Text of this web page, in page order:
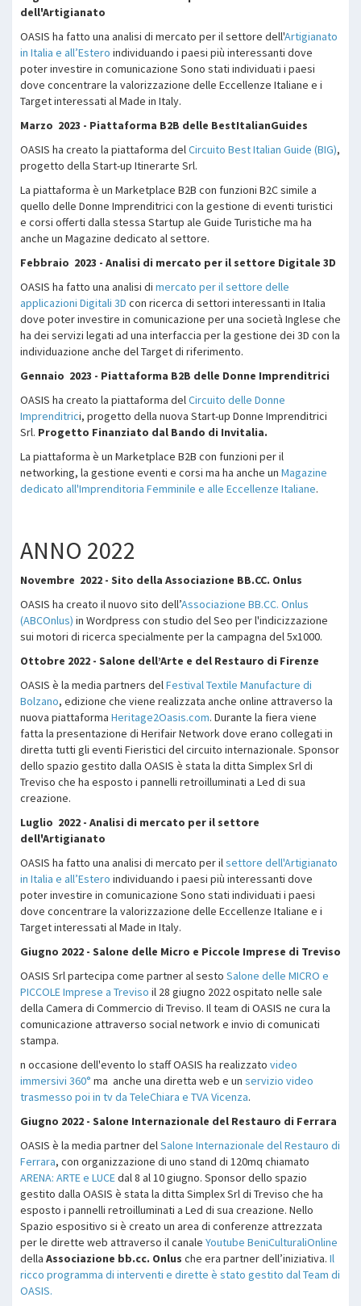
dell'Artigianato
OASIS ha fatto una analisi di mercato per il settore dell'Artigianato
in Italia e all’Estero individuando i paesi più interessanti dove
poter investire in comunicazione Sono stati individuati i paesi
dove concentrare la valorizzazione delle Eccellenze Italiane e i
Target interessati al Made in Italy.
Marzo 2023 - Piattaforma B2B delle BestItalianGuides
OASIS ha creato la piattaforma del Circuito Best Italian Guide (BIG),
progetto della Start-up Itinerarte Srl.
La piattaforma è un Marketplace B2B con funzioni B2C simile a
quello delle Donne Imprenditrici con la gestione di eventi turistici
e corsi offerti dalla stessa Startup ale Guide Turistiche ma ha
anche un Magazine dedicato al settore.
Febbraio 2023 - Analisi di mercato per il settore Digitale 3D
OASIS ha fatto una analisi di mercato per il settore delle
applicazioni Digitali 3D con ricerca di settori interessanti in Italia
dove poter investire in comunicazione per una società Inglese che
ha dei servizi legati ad una interfaccia per la gestione dei 3D con la
individuazione anche del Target di riferimento.
Gennaio 2023 - Piattaforma B2B delle Donne Imprenditrici
OASIS ha creato la piattaforma del Circuito delle Donne
Imprenditrici, progetto della nuova Start-up Donne Imprenditrici
Srl. Progetto Finanziato dal Bando di Invitalia.
La piattaforma è un Marketplace B2B con funzioni per il
networking, la gestione eventi e corsi ma ha anche un Magazine
dedicato all'Imprenditoria Femminile e alle Eccellenze Italiane.
ANNO 2022
Novembre 2022 - Sito della Associazione BB.CC. Onlus
OASIS ha creato il nuovo sito dell’Associazione BB.CC. Onlus
(ABCOnlus) in Wordpress con studio del Seo per l'indicizzazione
sui motori di ricerca specialmente per la campagna del 5x1000.
Ottobre 2022 - Salone dell’Arte e del Restauro di Firenze
OASIS è la media partners del Festival Textile Manufacture di
Bolzano, edizione che viene realizzata anche online attraverso la
nuova piattaforma Heritage2Oasis.com. Durante la fiera viene
fatta la presentazione di Herifair Network dove erano collegati in
diretta tutti gli eventi Fieristici del circuito internazionale. Sponsor
dello spazio gestito dalla OASIS è stata la ditta Simplex Srl di
Treviso che ha esposto i pannelli retroilluminati a Led di sua
creazione.
Luglio 2022 - Analisi di mercato per il settore
dell'Artigianato
OASIS ha fatto una analisi di mercato per il settore dell'Artigianato
in Italia e all’Estero individuando i paesi più interessanti dove
poter investire in comunicazione Sono stati individuati i paesi
dove concentrare la valorizzazione delle Eccellenze Italiane e i
Target interessati al Made in Italy.
Giugno 2022 - Salone delle Micro e Piccole Imprese di Treviso
OASIS Srl partecipa come partner al sesto Salone delle MICRO e
PICCOLE Imprese a Treviso il 28 giugno 2022 ospitato nelle sale
della Camera di Commercio di Treviso. Il team di OASIS ne cura la
comunicazione attraverso social network e invio di comunicati
stampa.
n occasione dell'evento lo staff OASIS ha realizzato video
immersivi 360° ma anche una diretta web e un servizio video
trasmesso poi in tv da TeleChiara e TVA Vicenza.
Giugno 2022 - Salone Internazionale del Restauro di Ferrara
OASIS è la media partner del Salone Internazionale del Restauro di
Ferrara, con organizzazione di uno stand di 120mq chiamato
ARENA: ARTE e LUCE dal 8 al 10 giugno. Sponsor dello spazio
gestito dalla OASIS è stata la ditta Simplex Srl di Treviso che ha
esposto i pannelli retroilluminati a Led di sua creazione. Nello
Spazio espositivo si è creato un area di conferenze attrezzata
per le dirette web attraverso il canale Youtube BeniCulturaliOnline
della Associazione bb.cc. Onlus che era partner dell’iniziativa. Il
ricco programma di interventi e dirette è stato gestito dal Team di
OASIS.